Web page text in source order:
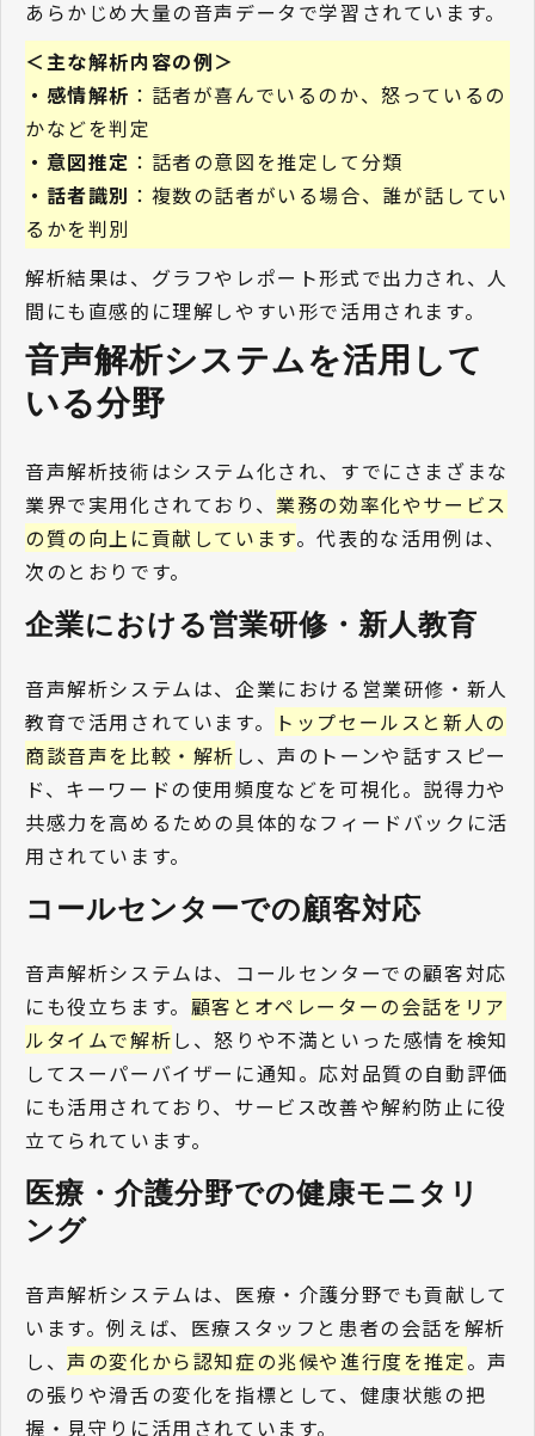
あらかじめ大量の音声データで学習されています。
＜主な解析内容の例＞
・感情解析 ：話者が喜んでいるのか、怒っているの
かなどを判定
・意図推定 ：話者の意図を推定して分類
・話者識別 ：複数の話者がいる場合、誰が話してい
るかを判別
解析結果は、グラフやレポート形式で出力され、人
間にも直感的に理解しやすい形で活用されます。
音声解析システムを活用して
いる分野
音声解析技術はシステム化され、すでにさまざまな
業界で実用化されており、業務の効率化やサービス
の質の向上に貢献しています。代表的な活用例は、
次のとおりです。
企業における営業研修・新人教育
音声解析システムは、企業における営業研修・新人
教育で活用されています。
トップセールスと新人の
商談音声を比較・解析 し、声のトーンや話すスピー
ド、キーワードの使用頻度などを可視化。説得力や
共感力を高めるための具体的なフィードバックに活
用されています。
コールセンターでの顧客対応
音声解析システムは、コールセンターでの顧客対応
にも役立ちます。 顧客とオペレーターの会話をリア
ルタイムで解析し、怒りや不満といった感情を検知
してスーパーバイザーに通知。応対品質の自動評価
にも活用されており、サービス改善や解約防止に役
立てられています。
医療・介護分野での健康モニタリ
ング
音声解析システムは、医療・介護分野でも貢献して
います。例えば、医療スタッフと患者の会話を解析
し、声の変化から認知症の兆候や進行度を推定。声
の張りや滑舌の変化を指標として、健康状態の把
握・見守りに活用されています。